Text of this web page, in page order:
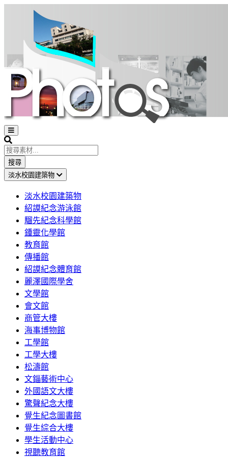
Open
sidebar
Search
搜尋
淡水校園建築物
淡水校園建築物
紹謨紀念游泳館
騮先紀念科學館
鍾靈化學館
教育館
傳播館
紹謨紀念體育館
麗澤國際學舍
文學館
會文館
商管大樓
海事博物館
工學館
工學大樓
松濤館
文錙藝術中心
外國語文大樓
驚聲紀念大樓
覺生紀念圖書館
覺生綜合大樓
學生活動中心
視聽教育館